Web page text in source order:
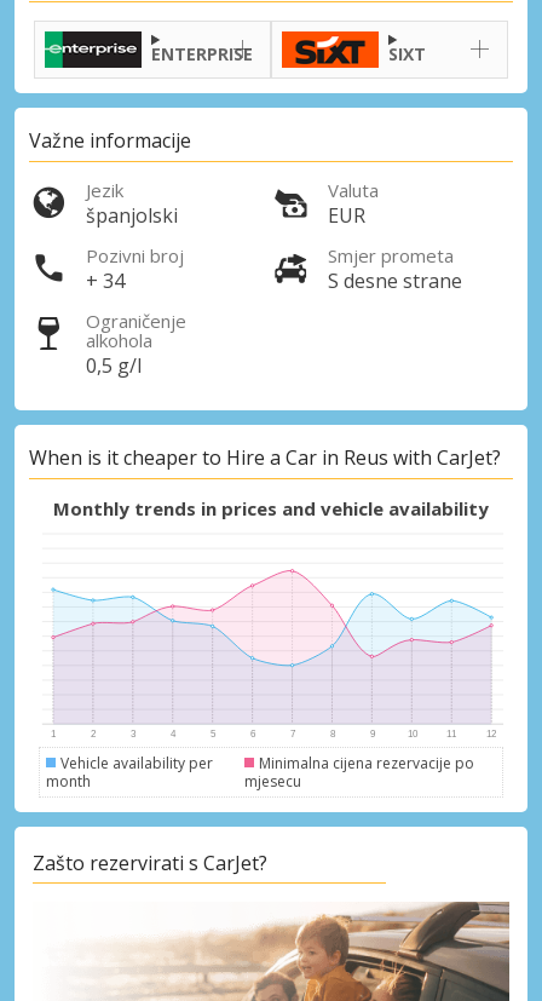
ENTERPRISE SIXT
Važne informacije
Jezik
španjolski
Valuta
EUR
Pozivni broj
+ 34
Smjer prometa
S desne strane
Ograničenje
alkohola
0,5 g/l
When is it cheaper to Hire a Car in Reus with CarJet?
Monthly trends in prices and vehicle availability
Vehicle availability per
month
Minimalna cijena rezervacije po
mjesecu
Zašto rezervirati s CarJet?
Posebni popusti
Pristupite ekskluzivnim ponudama naših
dobavljača